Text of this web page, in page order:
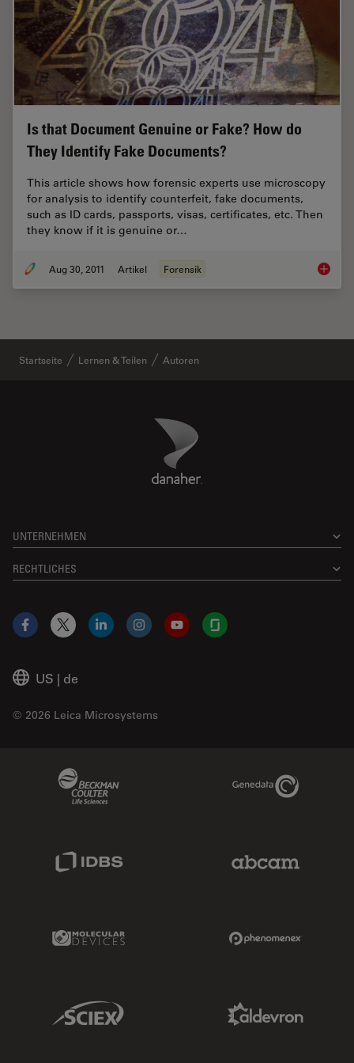
Is that Document Genuine or Fake? How do
They Identify Fake Documents?
This article shows how forensic experts use microscopy
for analysis to identify counterfeit, fake documents,
such as ID cards, passports, visas, certificates, etc. Then
they know if it is genuine or…
Aug 30, 2011 Artikel Forensik Is that
Startseite Lernen & Teilen Autoren
Danaher Logo
UNTERNEHMEN
RECHTLICHES
US | de
© 2026 Leica Microsystems
Facebook
X LinkedInInstagramYouTubeGlassdoor
Genedata Link
Molecular Devices Link
Sciex Link